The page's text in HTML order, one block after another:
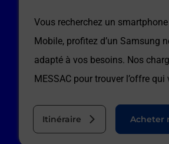
Vous recherchez un
Mobile, profitez d’un Samsung
adapté à vos besoins. Nos
MESSAC pour trouver l’offre
Itinéraire Acheter